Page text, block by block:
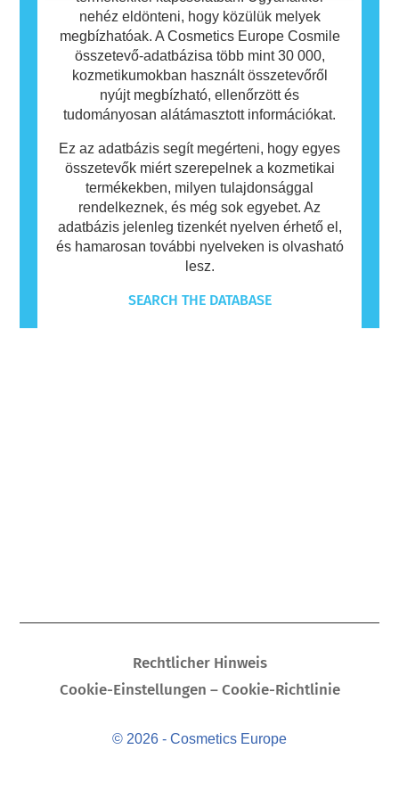
nehéz eldönteni, hogy közülük melyek
megbízhatóak. A Cosmetics Europe Cosmile
összetevő-adatbázisa több mint 30 000,
kozmetikumokban használt összetevőről
nyújt megbízható, ellenőrzött és
tudományosan alátámasztott információkat.
Ez az adatbázis segít megérteni, hogy egyes
összetevők miért szerepelnek a kozmetikai
termékekben, milyen tulajdonsággal
rendelkeznek, és még sok egyebet. Az
adatbázis jelenleg tizenkét nyelven érhető el,
és hamarosan további nyelveken is olvasható
lesz.
SEARCH THE DATABASE
Rechtlicher Hinweis
Cookie-Einstellungen – Cookie-Richtlinie
© 2026 - Cosmetics Europe